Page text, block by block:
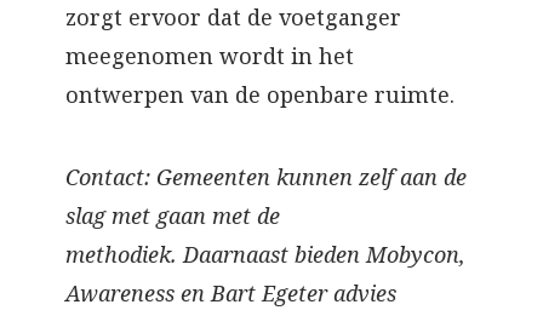
zorgt ervoor dat de voetganger
meegenomen wordt in het
ontwerpen van de openbare ruimte.
Contact: Gemeenten kunnen zelf aan de
slag met gaan met de
methodiek. Daarnaast bieden Mobycon,
Awareness en Bart Egeter advies